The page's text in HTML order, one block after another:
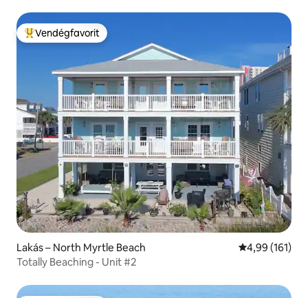
Kiemelt vendégfavorit
Vendégfavorit
Lakás – North Myrtle Beach Átlagos
4,99 (161)
Totally Beaching - Unit #2